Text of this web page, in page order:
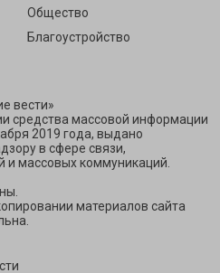
Общество
Благоустройство
вести»
средства массовой информации
2019 года, выдано
в сфере связи,
и массовых коммуникаций.
материалов сайта